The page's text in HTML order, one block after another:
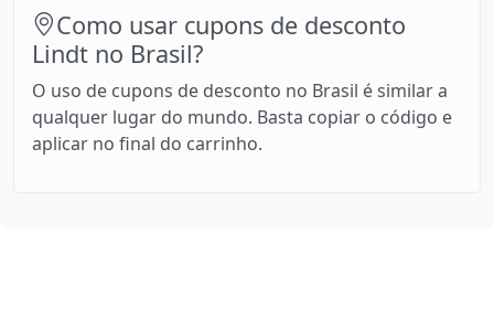
Como usar cupons de desconto
Lindt no Brasil?
O uso de cupons de desconto no Brasil é similar a
qualquer lugar do mundo. Basta copiar o código e
aplicar no final do carrinho.